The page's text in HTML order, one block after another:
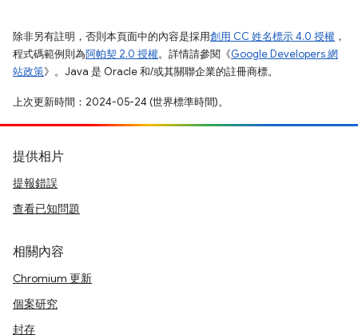
除非另有註明，否則本頁面中的內容是採用創用 CC 姓名標示 4.0 授權 ，
程式碼範例則為阿帕契 2.0 授權。詳情請參閱《Google Developers 網
站政策》。Java 是 Oracle 和/或其關聯企業的註冊商標。
上次更新時間：2024-05-24 (世界標準時間)。
提供相片
提報錯誤
查看已知問題
相關內容
Chromium 更新
個案研究
封存